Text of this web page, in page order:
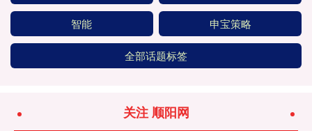
智能 申宝策略
全部话题标签
关注 顺阳网